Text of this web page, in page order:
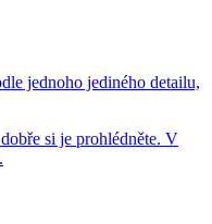
jednoho jediného detailu,
si je prohlédněte. V